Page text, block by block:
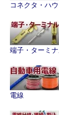
コネクタ・ハ
端子・ターミ
電線